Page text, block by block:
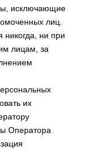
исключающие
лиц.
ни при
лицам, за
их
Оператора